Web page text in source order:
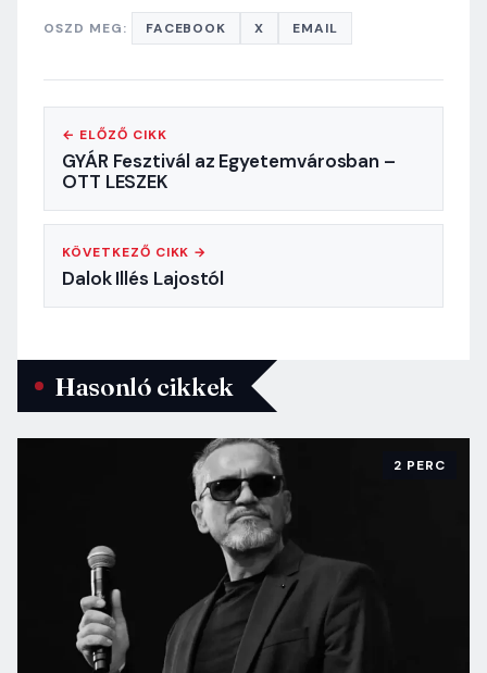
OSZD MEG: FACEBOOK X EMAIL
← ELŐZŐ CIKK
GYÁR Fesztivál az Egyetemvárosban –
OTT LESZEK
KÖVETKEZŐ CIKK →
Dalok Illés Lajostól
Hasonló cikkek
2 PERC